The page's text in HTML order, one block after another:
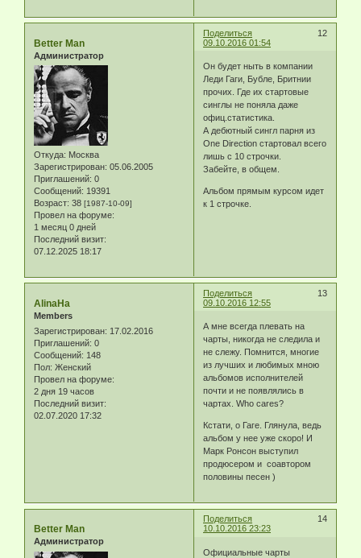
Поделиться
12
09.10.2016 01:54
Better Man
Администратор
Откуда: Москва
Зарегистрирован: 05.06.2005
Приглашений: 0
Сообщений: 19391
Возраст: 38 [1987-10-09]
Провел на форуме:
1 месяц 0 дней
Последний визит:
07.12.2025 18:17
Он будет ныть в компании
Леди Гаги, Бубле, Бритнии
прочих. Где их стартовые
синглы не поняла даже
офиц.статистика.
А дебютный сингл парня из
One Direction стартовал всего
лишь с 10 строчки.
Забейте, в общем.
Альбом прямым курсом идет
к 1 строчке.
Поделиться
13
09.10.2016 12:55
AlinaHa
Members
Зарегистрирован: 17.02.2016
Приглашений: 0
Сообщений: 148
Пол: Женский
Провел на форуме:
2 дня 19 часов
Последний визит:
02.07.2020 17:32
А мне всегда плевать на
чарты, никогда не следила и
не слежу. Помнится, многие
из лучших и любимых мною
альбомов исполнителей
почти и не появлялись в
чартах. Who cares?
Кстати, о Гаге. Глянула, ведь
альбом у нее уже скоро! И
Марк Ронсон выступил
продюсером и соавтором
половины песен )
Поделиться
14
10.10.2016 23:23
Better Man
Администратор
Официальные чарты